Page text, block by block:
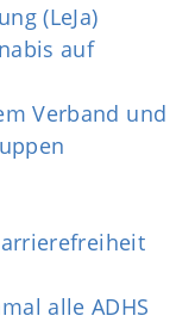
(LeJa)
auf
Verband und
alle ADHS